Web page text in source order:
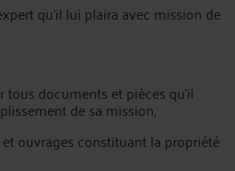
qu'il lui plaira avec mission de
tous documents et pièces qu'il
de sa mission,
ouvrages constituant la propriété